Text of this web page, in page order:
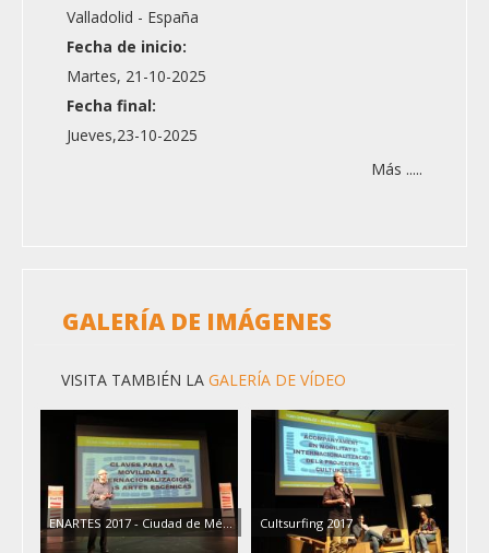
Valladolid - España
Fecha de inicio:
Martes, 21-10-2025
Fecha final:
Jueves,23-10-2025
Más .....
GALERÍA DE IMÁGENES
VISITA TAMBIÉN LA GALERÍA DE VÍDEO
ENARTES 2017 - Ciudad de Mé... Cultsurfing 2017